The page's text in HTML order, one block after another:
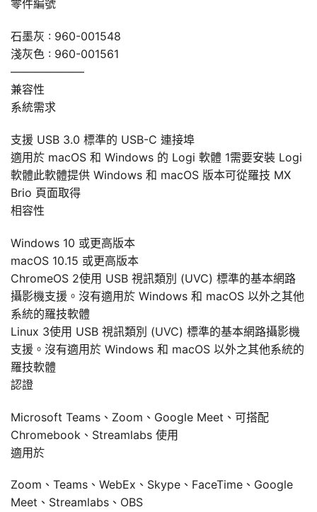
零件編號
石墨灰 : 960-001548
淺灰色 : 960-001561
——————–
兼容性
系統需求
支援 USB 3.0 標準的 USB-C 連接埠
適用於 macOS 和 Windows 的 Logi 軟體 1需要安裝 Logi
軟體此軟體提供 Windows 和 macOS 版本可從羅技 MX
Brio 頁面取得
相容性
Windows 10 或更高版本
macOS 10.15 或更高版本
ChromeOS 2使用 USB 視訊類別 (UVC) 標準的基本網路
攝影機支援。沒有適用於 Windows 和 macOS 以外之其他
系統的羅技軟體
Linux 3使用 USB 視訊類別 (UVC) 標準的基本網路攝影機
支援。沒有適用於 Windows 和 macOS 以外之其他系統的
羅技軟體
認證
Microsoft Teams、Zoom、Google Meet、可搭配
Chromebook、Streamlabs 使用
適用於
Zoom、Teams、WebEx、Skype、FaceTime、Google
Meet、Streamlabs、OBS